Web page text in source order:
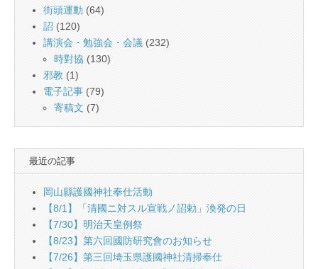
街頭運動 (64)
詔 (120)
講演会・勉強会・会議 (232)
時對協 (130)
邪教 (1)
電子記事 (79)
寄稿文 (7)
最近の記事
岡山縣護國神社奉仕活動
【8/1】「清國ニ対スル宣戦ノ詔勅」渙発の日
【7/30】明治天皇例祭
【8/23】第六回國防研究會のお知らせ
【7/26】第三回埼玉県護國神社清掃奉仕